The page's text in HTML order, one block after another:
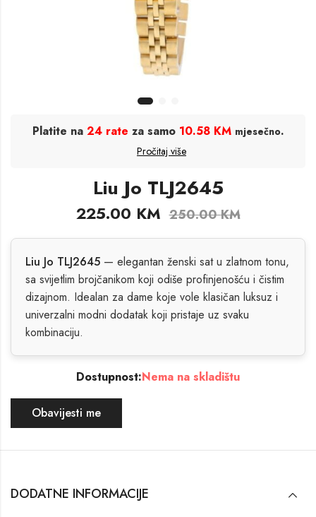
Platite na 24 rate za samo 10.58 KM mjesečno.
Pročitaj više
Liu Jo TLJ2645
225.00 KM 250.00KM
Liu Jo TLJ2645 — elegantan ženski sat u zlatnom tonu,
sa svijetlim brojčanikom koji odiše profinjenošću i čistim
dizajnom. Idealan za dame koje vole klasičan luksuz i
univerzalni modni dodatak koji pristaje uz svaku
kombinaciju.
Dostupnost:Nema na skladištu
Obavijesti me
DODATNE INFORMACIJE